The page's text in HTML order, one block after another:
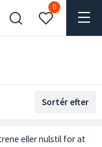
0
Sortér efter
ellernulstil for at